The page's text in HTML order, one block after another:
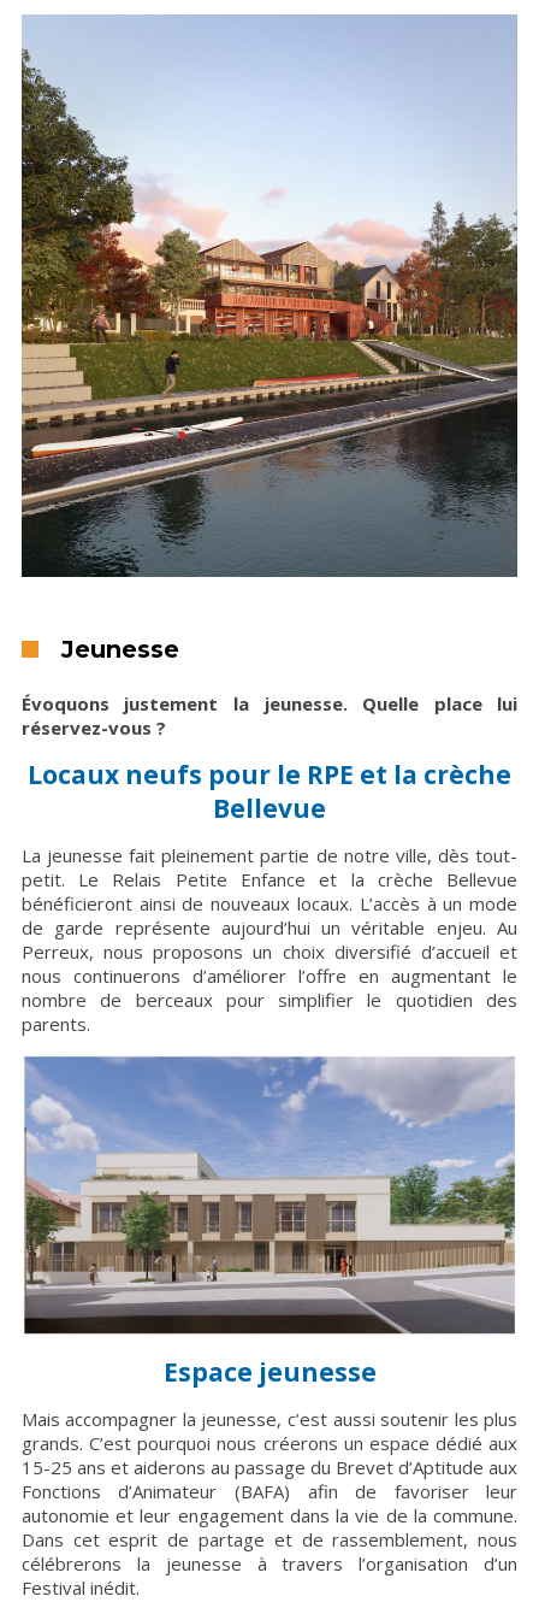
Jeunesse
Évoquons justement la jeunesse. Quelle place lui
réservez-vous ?
Locaux neufs pour le RPE et la crèche
Bellevue
La jeunesse fait pleinement partie de notre ville, dès tout-
petit. Le Relais Petite Enfance et la crèche Bellevue
bénéficieront ainsi de nouveaux locaux. L’accès à un mode
de garde représente aujourd’hui un véritable enjeu. Au
Perreux, nous proposons un choix diversifié d’accueil et
nous continuerons d’améliorer l’offre en augmentant le
nombre de berceaux pour simplifier le quotidien des
parents.
Espace jeunesse
Mais accompagner la jeunesse, c’est aussi soutenir les plus
grands. C’est pourquoi nous créerons un espace dédié aux
15-25 ans et aiderons au passage du Brevet d’Aptitude aux
Fonctions d’Animateur (BAFA) afin de favoriser leur
autonomie et leur engagement dans la vie de la commune.
Dans cet esprit de partage et de rassemblement, nous
célébrerons la jeunesse à travers l’organisation d’un
Festival inédit.